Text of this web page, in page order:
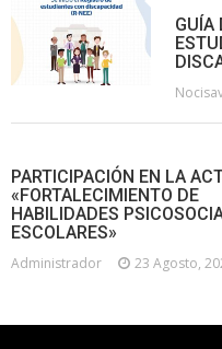
GUÍA
PARTICIPACIÓN EN LA
«FORTALECIMIENTO DE
HABILIDADES
ESCOLARES»
Administrador 23 Agosto,